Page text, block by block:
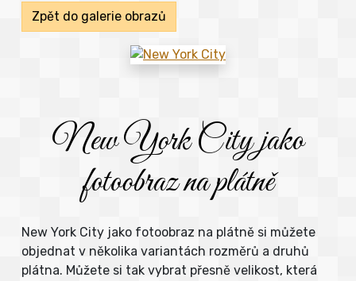
Zpět do galerie obrazů
New York City jako
fotoobraz na plátně
New York City jako fotoobraz na plátně si můžete
objednat v několika variantách rozměrů a druhů
plátna. Můžete si tak vybrat přesně velikost, která